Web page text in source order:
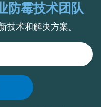
防霉技术团队
技术和解决方案。